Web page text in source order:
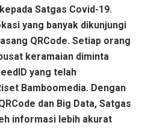
Satgas Covid-19.
yang banyak dikunjungi
QRCode. Setiap orang
keramaian diminta
yang telah
Bamboomedia. Dengan
dan Big Data, Satgas
informasi lebih akurat